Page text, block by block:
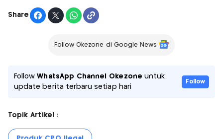
Share
Follow Okezone di Google News
FollowWhatsApp Channel Okezone untuk
update berita terbaru setiap hari
Follow
Topik Artikel :